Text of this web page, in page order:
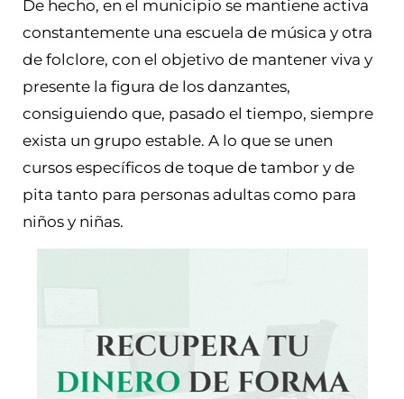
De hecho, en el municipio se mantiene activa
constantemente una escuela de música y otra
de folclore, con el objetivo de mantener viva y
presente la figura de los danzantes,
consiguiendo que, pasado el tiempo, siempre
exista un grupo estable. A lo que se unen
cursos específicos de toque de tambor y de
pita tanto para personas adultas como para
niños y niñas.